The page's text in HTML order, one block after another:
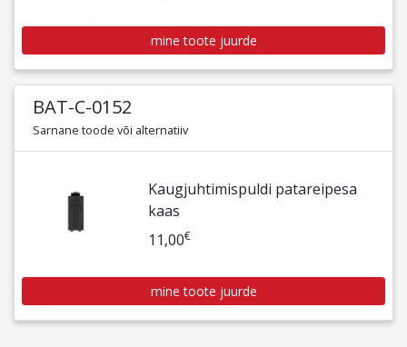
mine toote juurde
BAT-C-0152
Sarnane toode või alternatiiv
Kaugjuhtimispuldi patareipesa
kaas
11,00€
mine toote juurde